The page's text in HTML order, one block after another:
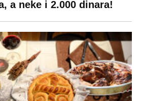
a neke i 2.000 dinara!